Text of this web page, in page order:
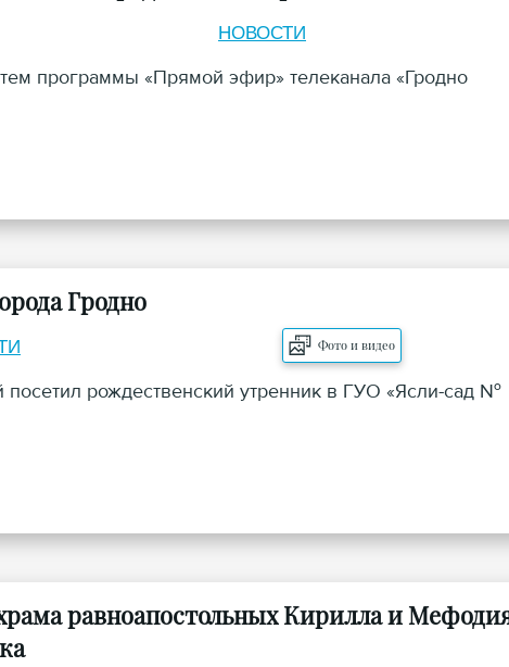
НОВОСТИ
программы «Прямой эфир» телеканала «Гродно
Гродно
Фото и видео
рождественский утренник в ГУО «Ясли-сад №
равноапостольных Кирилла и